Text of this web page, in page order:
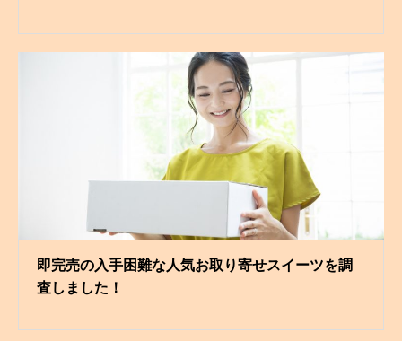
即完売の入手困難な人気お取り寄せスイーツを調
査しました！